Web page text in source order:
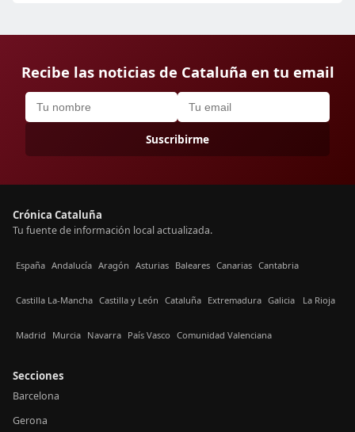
Recibe las noticias de Cataluña en tu email
Suscribirme
Crónica Cataluña
Tu fuente de información local actualizada.
España Andalucía Aragón Asturias Baleares Canarias Cantabria
Castilla La-Mancha Castilla y León Cataluña Extremadura Galicia La Rioja
Madrid Murcia Navarra País Vasco Comunidad Valenciana
Secciones
Barcelona
Gerona